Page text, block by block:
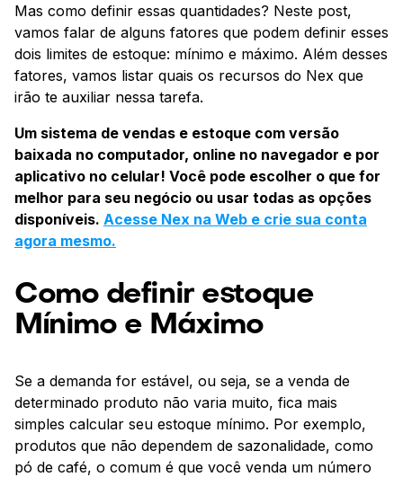
Mas como definir essas quantidades? Neste post,
vamos falar de alguns fatores que podem definir esses
dois limites de estoque: mínimo e máximo. Além desses
fatores, vamos listar quais os recursos do Nex que
irão te auxiliar nessa tarefa.
Um sistema de vendas e estoque com versão
baixada no computador, online no navegador e por
aplicativo no celular! Você pode escolher o que for
melhor para seu negócio ou usar todas as opções
disponíveis. Acesse Nex na Web e crie sua conta
agora mesmo.
Como definir estoque
Mínimo e Máximo
Se a demanda for estável, ou seja, se a venda de
determinado produto não varia muito, fica mais
simples calcular seu estoque mínimo. Por exemplo,
produtos que não dependem de sazonalidade, como
pó de café, o comum é que você venda um número